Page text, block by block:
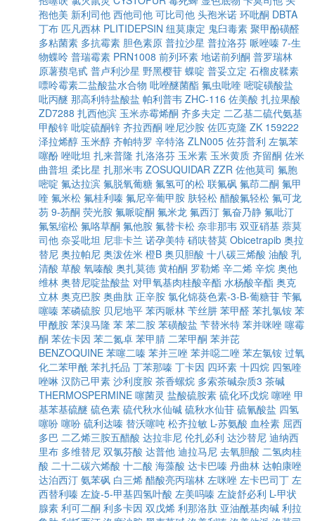
孢他美 新利司他 西他司他 可比司他 头孢米诺 环吡酮 DBTA
丁布 匹凡西林 PLITIDEPSIN 纽莫康定 鬼臼毒素 聚甲酚磺醛
多粘菌素 多抗霉素 胆色素原 普拉沙星 普拉洛芬 哌唑嗪 7-生
物蝶呤 普瑞霉素 PRN1008 前列环素 地诺前列酮 普罗瑞林
原薯蓣皂甙 普卢利沙星 野黑樱苷 蝶啶 普妥立定 石榴皮鞣素
嘌呤霉素二盐酸盐水合物 吡唑醚菌酯 氟虫吡喹 嘧啶磺酸盐
吡丙醚 那高利特盐酸盐 帕利普韦 ZHC-116 佐美酸 扎拉果酸
ZD7288 扎西他滨 玉米赤霉烯酮 齐多夫定 二乙基二硫代氨基
甲酸锌 吡啶硫酮锌 齐拉西酮 唑尼沙胺 佐匹克隆 ZK 159222
泽拉烯醇 玉米醇 齐帕特罗 辛特洛 ZLN005 佐芬普利 左氯苯
噻酚 唑吡坦 扎来普隆 扎洛洛芬 玉米素 玉米黄质 齐留酮 佐米
曲普坦 柔比星 扎那米韦 ZOSUQUIDAR ZZR 佐他莫司 氟胞
嘧啶 氟达拉滨 氟脱氧葡糖 氟氢可的松 联氟砜 氟茚二酮 氟甲
喹 氟米松 氟桂利嗪 氟尼辛葡甲胺 肤轻松 醋酸氟轻松 氟可龙
芴 9-芴酮 荧光胺 氟哌啶酮 氟米龙 氟西汀 氟奋乃静 氟吡汀
氟氢缩松 氟咯草酮 氟他胺 氟替卡松 奈非那韦 双亚硝基 萘莫
司他 奈妥吡坦 尼非卡兰 诺孕美特 硝呋替莫 Obicetrapib 奥拉
替尼 奥拉帕尼 奥泼佐米 橙B 奥贝胆酸 十八碳三烯酸 油酸 乳
清酸 草酸 氧嗪酸 奥扎莫德 黄柏酮 罗勒烯 辛二烯 辛烷 奥他
维林 奥替尼啶盐酸盐 对甲氧基肉桂酸辛酯 水杨酸辛酯 奥克
立林 奥克巴胺 奥曲肽 正辛胺 氯化锦葵色素-3-Β-葡糖苷 苄氟
噻嗪 苯磷硫胺 贝尼地平 苯丙哌林 苄丝肼 苯甲醛 苯扎氯铵 苯
甲酰胺 苯溴马隆 苯 苯二胺 苯磺酸盐 苄替米特 苯并咪唑 噻霉
酮 苯佐卡因 苯二氮卓 苯甲腈 二苯甲酮 苯并芘
BENZOQUINE 苯噻二嗪 苯并三唑 苯并噁二唑 苯左氯铵 过氧
化二苯甲酰 苯扎托品 丁苯那嗪 丁卡因 四环素 十四烷 四氢喹
唑啉 汉防己甲素 沙利度胺 茶香螺烷 多索茶碱杂质3 茶碱
THERMOSPERMINE 噻菌灵 盐酸硫胺素 硫化环戊烷 噻唑 甲
基苯基硫醚 硫色素 硫代秋水仙碱 硫秋水仙苷 硫氰酸盐 四氢
噻吩 噻吩 硫利达嗪 替沃噻吨 松齐拉敏 L-苏氨酸 血栓素 屈西
多巴 二乙烯三胺五醋酸 达拉非尼 伦扎必利 达沙替尼 迪纳西
里布 多维替尼 双氯芬酸 达普他 迪拉马尼 去氧胆酸 二氢肉桂
酸 二十二碳六烯酸 十二酸 海藻酸 达卡巴嗪 丹曲林 达帕康唑
达泊西汀 氨苯砜 白三烯 醋酸亮丙瑞林 左咪唑 左卡巴司丁 左
西替利嗪 左旋-5-甲基四氢叶酸 左美吗嗪 左旋舒必利 L-甲状
腺素 利可二酮 利多卡因 双戊烯 利那洛肽 亚油酰基肉碱 利拉